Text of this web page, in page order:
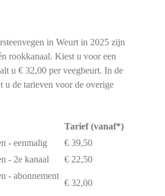
in Weurt in 2025 zijn
rookkanaal. Kiest u voor een
u € 32,00 per veegbeurt. In de
u de tarieven voor de overige
Tarief (vanaf*)
- eenmalig
€ 39,50
- 2e kanaal
€ 22,50
- abonnement
€ 32,00